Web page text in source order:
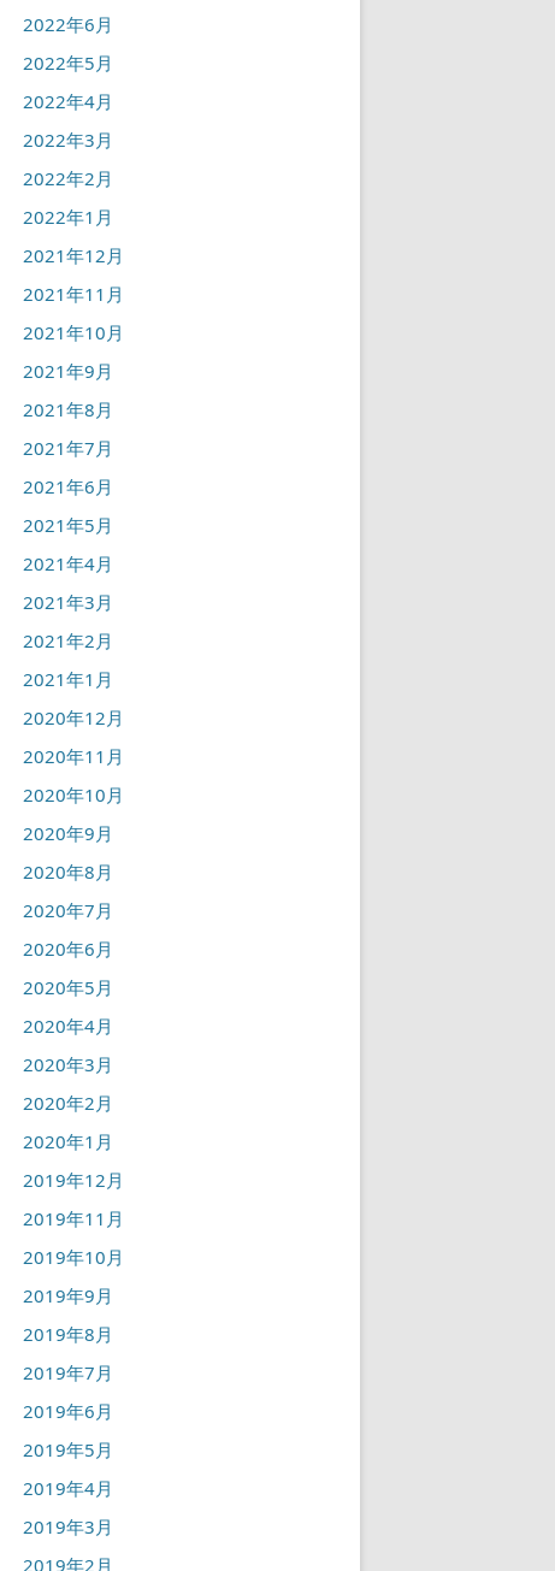
2022年6月
2022年5月
2022年4月
2022年3月
2022年2月
2022年1月
2021年12月
2021年11月
2021年10月
2021年9月
2021年8月
2021年7月
2021年6月
2021年5月
2021年4月
2021年3月
2021年2月
2021年1月
2020年12月
2020年11月
2020年10月
2020年9月
2020年8月
2020年7月
2020年6月
2020年5月
2020年4月
2020年3月
2020年2月
2020年1月
2019年12月
2019年11月
2019年10月
2019年9月
2019年8月
2019年7月
2019年6月
2019年5月
2019年4月
2019年3月
2019年2月